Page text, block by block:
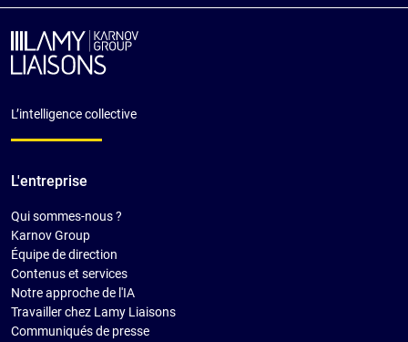
L’intelligence collective
L'entreprise
Qui sommes-nous ?
Karnov Group
Équipe de direction
Contenus et services
Notre approche de l'IA
Travailler chez Lamy Liaisons
Communiqués de presse